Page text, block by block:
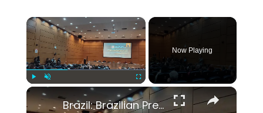
×
Unmute Fullscreen
Now Playing
×
Brazil: Brazilian President Lula hosts WHO chief Tedros in Rio.